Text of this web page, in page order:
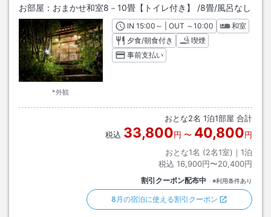
お部屋： おまかせ和室8－10畳【トイレ付き】 /8畳/風呂なし
*外観
INチェックイン
15:00 ～ | OUT チェックアウト
～10:00
和室
夕食/朝食付き
喫煙
事前支払い
おとな2名 1泊1部屋 合計
税込 33,800円 〜 40,800円
おとな1名 (2名1室)｜ 1泊
税込 16,900円〜20,400円
割引クーポン配布中 ※利用条件あり
8月の宿泊に使える割引クーポン